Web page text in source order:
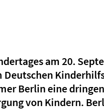
am 20.
Deutschen
Berlin eine
von Kindern.